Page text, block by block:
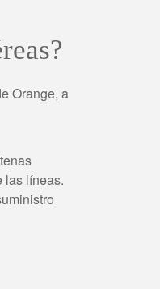
Orange, a
las líneas.